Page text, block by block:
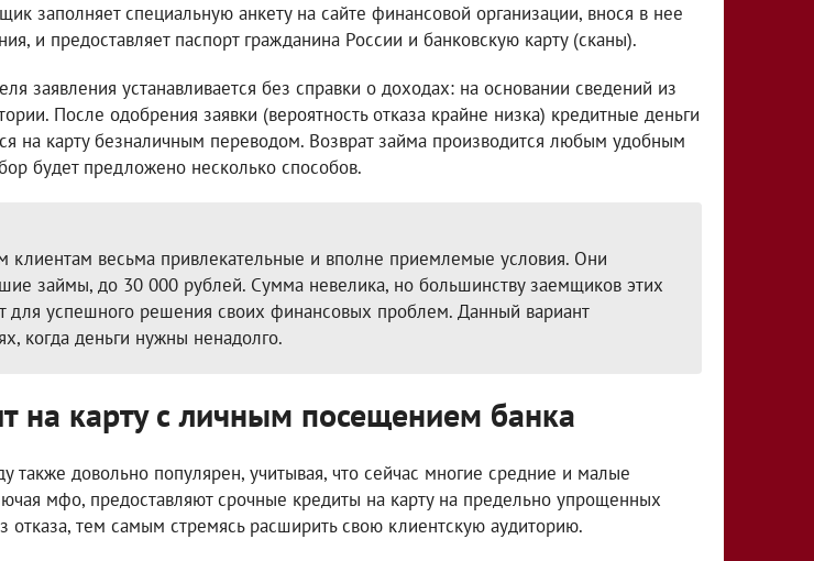
заполняет специальную анкету на сайте финансовой организации, внося в нее
и предоставляет паспорт гражданина России и банковскую карту (сканы).
заявления устанавливается без справки о доходах: на основании сведений из
После одобрения заявки (вероятность отказа крайне низка) кредитные деньги
на карту безналичным переводом. Возврат займа производится любым удобным
будет предложено несколько способов.
весьма привлекательные и вполне приемлемые условия. Они
займы, до 30 000 рублей. Сумма невелика, но большинству заемщиков этих
для успешного решения своих финансовых проблем. Данный вариант
когда деньги нужны ненадолго.
на карту с личным посещением банка
также довольно популярен, учитывая, что сейчас многие средние и малые
мфо, предоставляют срочные кредиты на карту на предельно упрощенных
отказа, тем самым стремясь расширить свою клиентскую аудиторию.